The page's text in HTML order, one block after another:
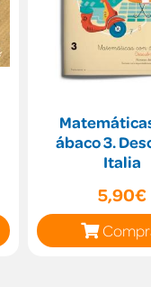
ábaco 3.
Italia
5,90€